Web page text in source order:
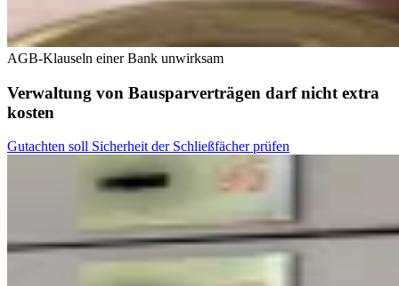
AGB-Klauseln einer Bank unwirksam
Verwaltung von Bausparverträgen darf nicht extra
kosten
Gutachten soll Sicherheit der Schließfächer prüfen